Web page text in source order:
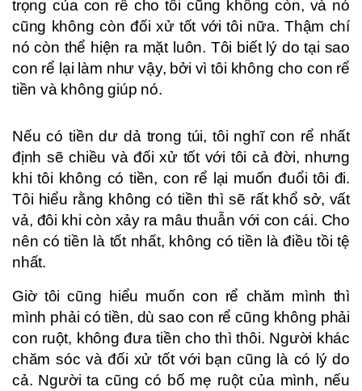
trọng của con rể cho tôi cũng không còn, và nó
cũng không còn đối xử tốt với tôi nữa. Thậm chí
nó còn thể hiện ra mặt luôn. Tôi biết lý do tại sao
con rể lại làm như vậy, bởi vì tôi không cho con rể
tiền và không giúp nó.
Nếu có tiền dư dả trong túi, tôi nghĩ con rể nhất
định sẽ chiều và đối xử tốt với tôi cả đời, nhưng
khi tôi không có tiền, con rể lại muốn đuổi tôi đi.
Tôi hiểu rằng không có tiền thì sẽ rất khổ sở, vất
vả, đôi khi còn xảy ra mâu thuẫn với con cái. Cho
nên có tiền là tốt nhất, không có tiền là điều tồi tệ
nhất.
Giờ tôi cũng hiểu muốn con rể chăm mình thì
mình phải có tiền, dù sao con rể cũng không phải
con ruột, không đưa tiền cho thì thôi. Người khác
chăm sóc và đối xử tốt với bạn cũng là có lý do
cả. Người ta cũng có bố mẹ ruột của mình, nếu